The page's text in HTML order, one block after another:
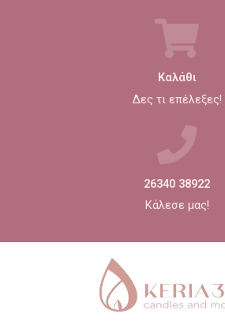
Καλάθι
Δες τι επέλεξες!
26340 38922
Κάλεσε μας!